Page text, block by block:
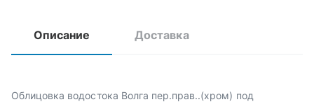
Описание Доставка
Облицовка водостока Волга пер.прав..(хром) под